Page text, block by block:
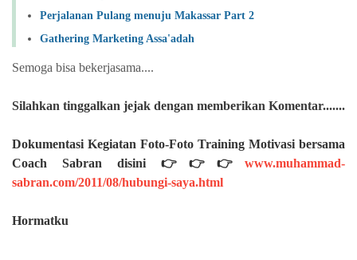
Perjalanan Pulang menuju Makassar Part 2
Gathering Marketing Assa'adah
Semoga bisa bekerjasama....
Silahkan tinggalkan jejak dengan memberikan Komentar.......
Dokumentasi Kegiatan Foto-Foto Training Motivasi bersama
Coach Sabran disini 👉👉👉 www.muhammad-
sabran.com/2011/08/hubungi-saya.html
Hormatku